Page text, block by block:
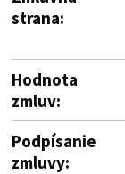
strana:
Hodnota
zmluv:
Podpísanie
zmluvy: